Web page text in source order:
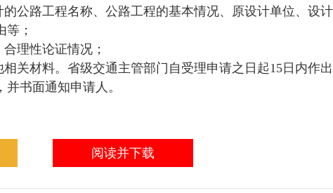
的公路工程名称、公路工程的基本情况、原设计单位、设
；
理性论证情况；
关材料。省级交通主管部门自受理申请之日起15日内作
书面通知申请人。
阅读并下载